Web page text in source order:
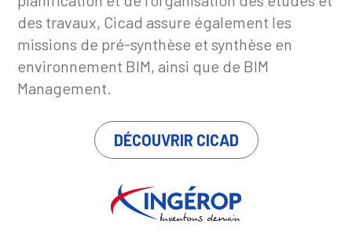
des travaux, Cicad assure également les
missions de pré-synthèse et synthèse en
environnement BIM, ainsi que de BIM
Management.
DÉCOUVRIR CICAD